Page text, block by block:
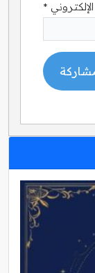
الإلكتروني *